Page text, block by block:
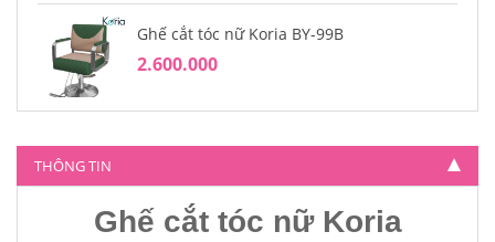
Ghế cắt tóc nữ Koria BY-99B
2.600.000
Ghế cắt tóc nữ Koria BY-804
THÔNG TIN
Ghế cắt tóc nữ Koria